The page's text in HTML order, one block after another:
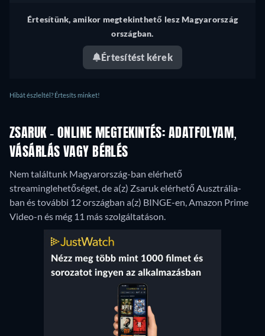
Értesítünk, amikor megtekinthető lesz Magyarország
országban.
Értesítést kérek
Hibát észleltél? Értesíts minket!
ZSARUK - ONLINE MEGTEKINTÉS: ADATFOLYAM,
VÁSÁRLÁS VAGY BÉRLÉS
Nem találtunk Magyarország-ban elérhető
streaminglehetőséget, de a(z) Zsaruk elérhető Ausztrália-
ban és további 12 országban a(z) BINGE-en, Amazon Prime
Video-n és még 11 más szolgáltatáson.